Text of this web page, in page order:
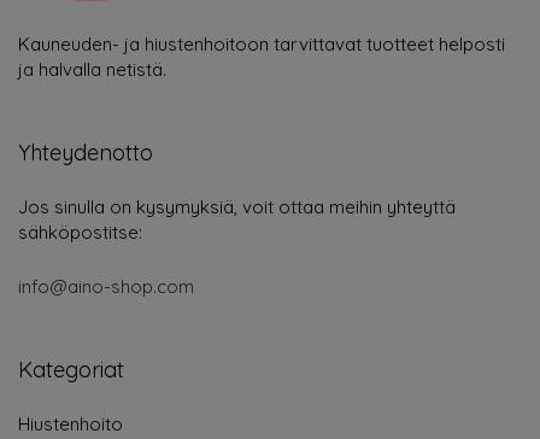
Kauneuden- ja hiustenhoitoon tarvittavat tuotteet helposti
ja halvalla netistä.
Yhteydenotto
Jos sinulla on kysymyksiä, voit ottaa meihin yhteyttä
sähköpostitse:
info@aino-shop.com
Kategoriat
Hiustenhoito